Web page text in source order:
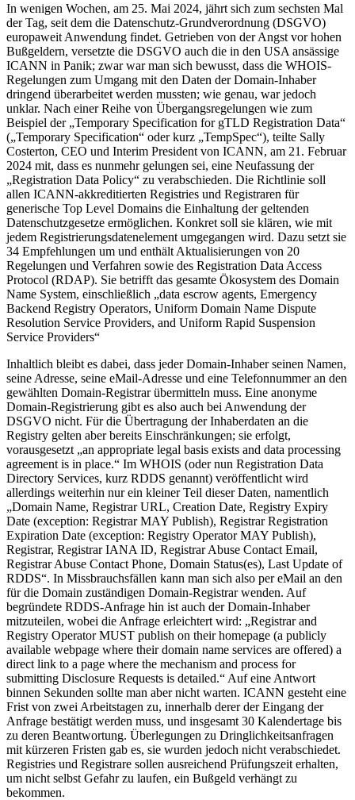
In wenigen Wochen, am 25. Mai 2024, jährt sich zum sechsten Mal
der Tag, seit dem die Datenschutz-Grundverordnung (DSGVO)
europaweit Anwendung findet. Getrieben von der Angst vor hohen
Bußgeldern, versetzte die DSGVO auch die in den USA ansässige
ICANN in Panik; zwar war man sich bewusst, dass die WHOIS-
Regelungen zum Umgang mit den Daten der Domain-Inhaber
dringend überarbeitet werden mussten; wie genau, war jedoch
unklar. Nach einer Reihe von Übergangsregelungen wie zum
Beispiel der „Temporary Specification for gTLD Registration Data“
(„Temporary Specification“ oder kurz „TempSpec“), teilte Sally
Costerton, CEO und Interim President von ICANN, am 21. Februar
2024 mit, dass es nunmehr gelungen sei, eine Neufassung der
„Registration Data Policy“ zu verabschieden. Die Richtlinie soll
allen ICANN-akkreditierten Registries und Registraren für
generische Top Level Domains die Einhaltung der geltenden
Datenschutzgesetze ermöglichen. Konkret soll sie klären, wie mit
jedem Registrierungsdatenelement umgegangen wird. Dazu setzt sie
34 Empfehlungen um und enthält Aktualisierungen von 20
Regelungen und Verfahren sowie des Registration Data Access
Protocol (RDAP). Sie betrifft das gesamte Ökosystem des Domain
Name System, einschließlich „data escrow agents, Emergency
Backend Registry Operators, Uniform Domain Name Dispute
Resolution Service Providers, and Uniform Rapid Suspension
Service Providers“
Inhaltlich bleibt es dabei, dass jeder Domain-Inhaber seinen Namen,
seine Adresse, seine eMail-Adresse und eine Telefonnummer an den
gewählten Domain-Registrar übermitteln muss. Eine anonyme
Domain-Registrierung gibt es also auch bei Anwendung der
DSGVO nicht. Für die Übertragung der Inhaberdaten an die
Registry gelten aber bereits Einschränkungen; sie erfolgt,
vorausgesetzt „an appropriate legal basis exists and data processing
agreement is in place.“ Im WHOIS (oder nun Registration Data
Directory Services, kurz RDDS genannt) veröffentlicht wird
allerdings weiterhin nur ein kleiner Teil dieser Daten, namentlich
„Domain Name, Registrar URL, Creation Date, Registry Expiry
Date (exception: Registrar MAY Publish), Registrar Registration
Expiration Date (exception: Registry Operator MAY Publish),
Registrar, Registrar IANA ID, Registrar Abuse Contact Email,
Registrar Abuse Contact Phone, Domain Status(es), Last Update of
RDDS“. In Missbrauchsfällen kann man sich also per eMail an den
für die Domain zuständigen Domain-Registrar wenden. Auf
begründete RDDS-Anfrage hin ist auch der Domain-Inhaber
mitzuteilen, wobei die Anfrage erleichtert wird: „Registrar and
Registry Operator MUST publish on their homepage (a publicly
available webpage where their domain name services are offered) a
direct link to a page where the mechanism and process for
submitting Disclosure Requests is detailed.“ Auf eine Antwort
binnen Sekunden sollte man aber nicht warten. ICANN gesteht eine
Frist von zwei Arbeitstagen zu, innerhalb derer der Eingang der
Anfrage bestätigt werden muss, und insgesamt 30 Kalendertage bis
zu deren Beantwortung. Überlegungen zu Dringlichkeitsanfragen
mit kürzeren Fristen gab es, sie wurden jedoch nicht verabschiedet.
Registries und Registrare sollen ausreichend Prüfungszeit erhalten,
um nicht selbst Gefahr zu laufen, ein Bußgeld verhängt zu
bekommen.